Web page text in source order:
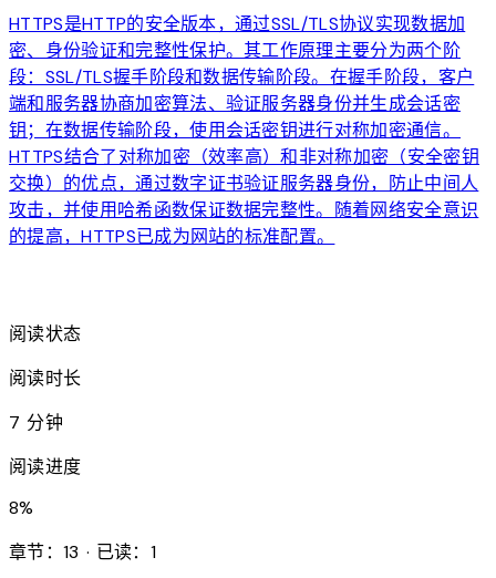
HTTPS是HTTP的安全版本，通过SSL/TLS协议实现数据加
密、身份验证和完整性保护。其工作原理主要分为两个阶
段：SSL/TLS握手阶段和数据传输阶段。在握手阶段，客户
端和服务器协商加密算法、验证服务器身份并生成会话密
钥；在数据传输阶段，使用会话密钥进行对称加密通信。
HTTPS结合了对称加密（效率高）和非对称加密（安全密钥
交换）的优点，通过数字证书验证服务器身份，防止中间人
攻击，并使用哈希函数保证数据完整性。随着网络安全意识
的提高，HTTPS已成为网站的标准配置。
阅读状态
阅读时长
7 分钟
阅读进度
8%
章节：13 · 已读：1